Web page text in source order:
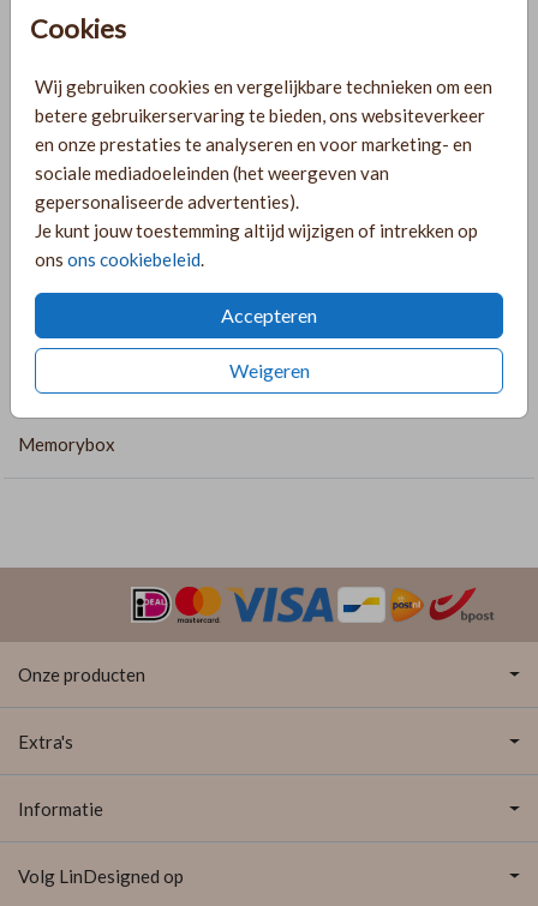
Cookies
Wij gebruiken cookies en vergelijkbare technieken om een
betere gebruikerservaring te bieden, ons websiteverkeer
en onze prestaties te analyseren en voor marketing- en
sociale mediadoeleinden (het weergeven van
gepersonaliseerde advertenties).
Je kunt jouw toestemming altijd wijzigen of intrekken op
ons ons cookiebeleid.
Accepteren
Weigeren
Prijzen
PRODUCTINFORMATIE
OMSCHRIJVING
handgrepen aan beide zijden en een stevig vastzittend
deksel. Bewerk de memorybox naar wens in de editor!
Memorybox
Onze producten
Extra's
Informatie
Volg LinDesigned op